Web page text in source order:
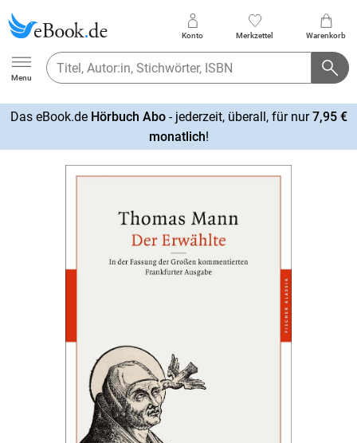
Ebook.de
Menu
Konto Merkzettel Warenkorb
Das eBook.de Hörbuch Abo- jederzeit, überall, für nur7,95 €
monatlich!